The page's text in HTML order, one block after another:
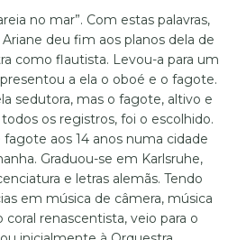
no mar”. Com estas palavras,
deu fim aos planos dela de
como flautista. Levou-a para um
a ela o oboé e o fagote.
sedutora, mas o fagote, altivo e
os registros, foi o escolhido.
aos 14 anos numa cidade
Graduou-se em Karlsruhe,
e letras alemãs. Tendo
em música de câmera, música
renascentista, veio para o